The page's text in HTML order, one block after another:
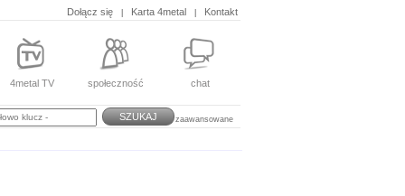
Dołącz się Karta 4metal Kontakt
4metal TV społeczność chat
SZUKAJ zaawansowane